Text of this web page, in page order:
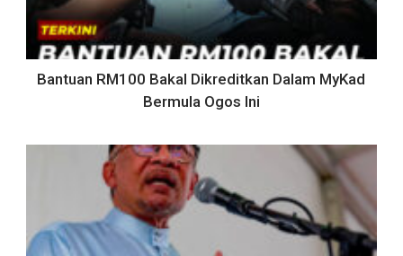
Bantuan RM100 Bakal Dikreditkan Dalam MyKad
Bermula Ogos Ini